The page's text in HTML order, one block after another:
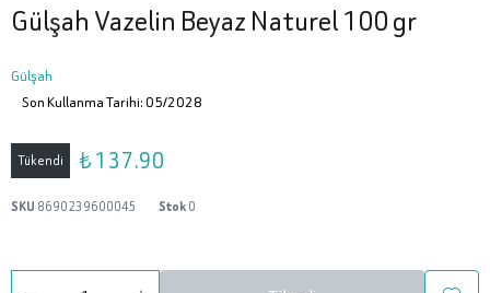
Gülşah Vazelin Beyaz Naturel 100 gr
Gülşah
Son Kullanma Tarihi: 05/2028
Tükendi ₺ 137.90
SKU 8690239600045 Stok0